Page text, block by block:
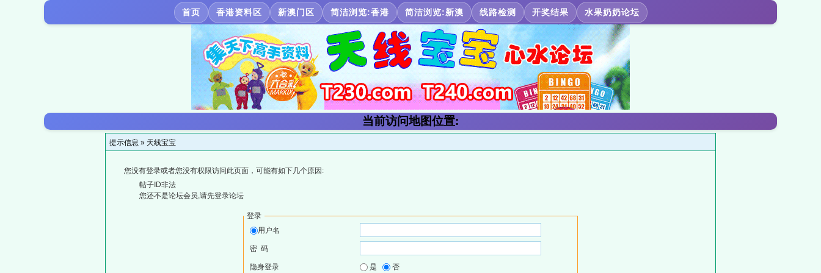
首页 香港资料区 新澳门区 简洁浏览:香港 简洁浏览:新澳 线路检测 开奖结果 水果奶奶论坛
当前访问地图位置:
提示信息 » 天线宝宝
您没有登录或者您没有权限访问此页面，可能有如下几个原因:
帖子ID非法
您还不是论坛会员,请先登录论坛
登录
用户名
密 码
隐身登录 是 否